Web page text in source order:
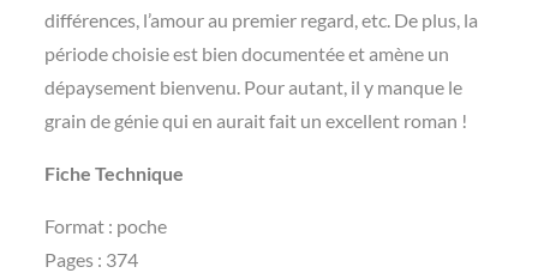
différences, l’amour au premier regard, etc. De plus, la
période choisie est bien documentée et amène un
dépaysement bienvenu. Pour autant, il y manque le
grain de génie qui en aurait fait un excellent roman !
Fiche Technique
Format : poche
Pages : 374